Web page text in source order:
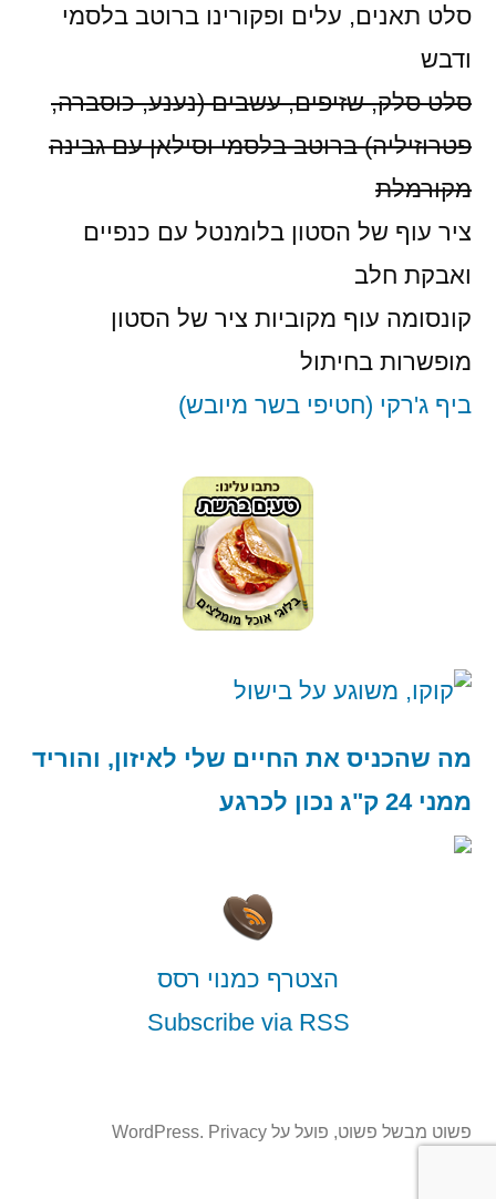
סלט תאנים, עלים ופקורינו ברוטב בלסמי
ודבש
סלט סלק, שזיפים, עשבים (נענע, כוסברה,
פטרוזיליה) ברוטב בלסמי וסילאן עם גבינה
מקורמלת
ציר עוף של הסטון בלומנטל עם כנפיים
ואבקת חלב
קונסומה עוף מקוביות ציר של הסטון
מופשרות בחיתול
ביף ג'רקי (חטיפי בשר מיובש)
מה שהכניס את החיים שלי לאיזון, והוריד
ממני 24 ק"ג נכון לכרגע
הצטרף כמנוי רסס
Subscribe via RSS
פשוט מבשל פשוט, פועל על WordPress. Privacy